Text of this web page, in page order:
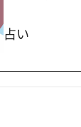
占い